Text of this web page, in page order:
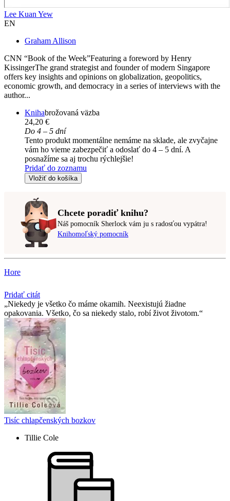
Lee Kuan Yew
EN
Graham Allison
CNN “Book of the Week”Featuring a foreword by Henry
KissingerThe grand strategist and founder of modern Singapore
offers key insights and opinions on globalization, geopolitics,
economic growth, and democracy in a series of interviews with the
author...
Knihabrožovaná väzba
24,20 €
Do 4 – 5 dní
Tento produkt momentálne nemáme na sklade, ale zvyčajne
vám ho vieme zabezpečiť a odoslať do 4 – 5 dní. A
posnažíme sa aj trochu rýchlejšie!
Pridať do zoznamu
Vložiť do košíka
Chcete poradiť knihu?
Náš pomocník Sherlock vám ju s radosťou vypátra!
Knihomoľský pomocník
Hore
Pridať citát
Niekedy je všetko čo máme okamih. Neexistujú žiadne
opakovania. Všetko, čo sa niekedy stalo, robí život životom.
Tisíc chlapčenských bozkov
Tillie Cole